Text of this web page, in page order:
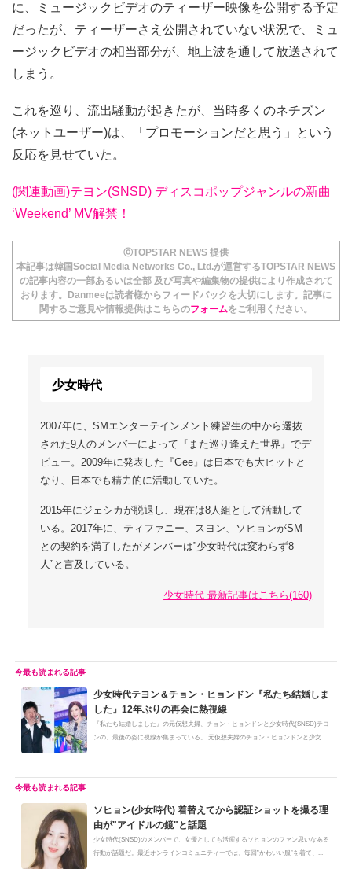
に、ミュージックビデオのティーザー映像を公開する予定
だったが、ティーザーさえ公開されていない状況で、ミュ
ージックビデオの相当部分が、地上波を通して放送されて
しまう。
これを巡り、流出騒動が起きたが、当時多くのネチズン
(ネットユーザー)は、「プロモーションだと思う」という
反応を見せていた。
(関連動画)テヨン(SNSD) ディスコポップジャンルの新曲
‘Weekend’ MV解禁！
ⓒTOPSTAR NEWS 提供
本記事は韓国Social Media Networks Co., Ltd.が運営するTOPSTAR NEWS
の記事内容の一部あるいは全部 及び写真や編集物の提供により作成されて
おります。Danmeeは読者様からフィードバックを大切にします。記事に
関するご意見や情報提供はこちらのフォームをご利用ください。
少女時代
2007年に、SMエンターテインメント練習生の中から選抜
された9人のメンバーによって『また巡り逢えた世界』でデ
ビュー。2009年に発表した『Gee』は日本でも大ヒットと
なり、日本でも精力的に活動していた。
2015年にジェシカが脱退し、現在は8人組として活動して
いる。2017年に、ティファニー、スヨン、ソヒョンがSM
との契約を満了したがメンバーは”少女時代は変わらず8
人”と言及している。
少女時代 最新記事はこちら(160)
少女時代テヨン＆チョン・ヒョンドン『私たち結婚しま
した』12年ぶりの再会に熱視線
『私たち結婚しました』の元仮想夫婦、チョン・ヒョンドンと少女時代(SNSD)テヨ
ンの、最後の姿に視線が集まっている。 元仮想夫婦のチョン・ヒョンドンと少女...
ソヒョン(少女時代) 着替えてから認証ショットを撮る理
由が"アイドルの鏡"と話題
少女時代(SNSD)のメンバーで、女優としても活躍するソヒョンのファン思いなある
行動が話題だ。最近オンラインコミュニティーでは、毎回”かわいい服”を着て、...